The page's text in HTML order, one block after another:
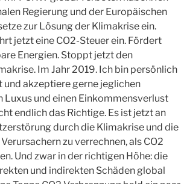
Regierung und der Europäischen
zur Lösung der Klimakrise ein.
jetzt eine CO2-Steuer ein. Fördert
Energien. Stoppt jetzt den
Im Jahr 2019. Ich bin persönlich
akzeptiere gerne jeglichen
Luxus und einen Einkommensverlust
endlich das Richtige. Es ist jetzt an
durch die Klimakrise und die
zu verrechnen, als CO2
Und zwar in der richtigen Höhe: die
und indirekten Schäden global